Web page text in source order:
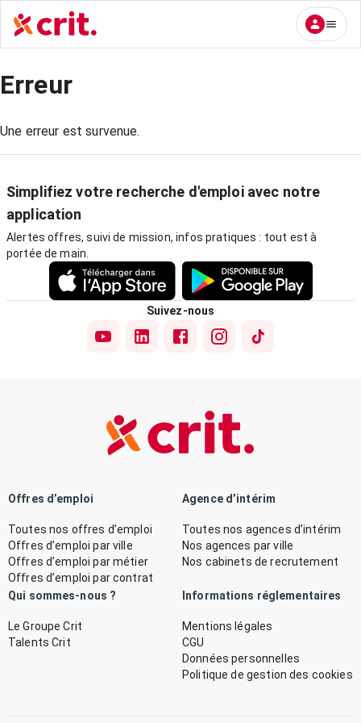
Erreur
Une erreur est survenue.
Simplifiez votre recherche d'emploi avec notre
application
Alertes offres, suivi de mission, infos pratiques : tout est à
portée de main.
Suivez-nous
Offres d’emploi
Toutes nos offres d’emploi
Offres d’emploi par ville
Offres d’emploi par métier
Offres d’emploi par contrat
Agence d’intérim
Toutes nos agences d’intérim
Nos agences par ville
Nos cabinets de recrutement
Qui sommes-nous ?
Le Groupe Crit
Talents Crit
Informations réglementaires
Mentions légales
CGU
Données personnelles
Politique de gestion des cookies